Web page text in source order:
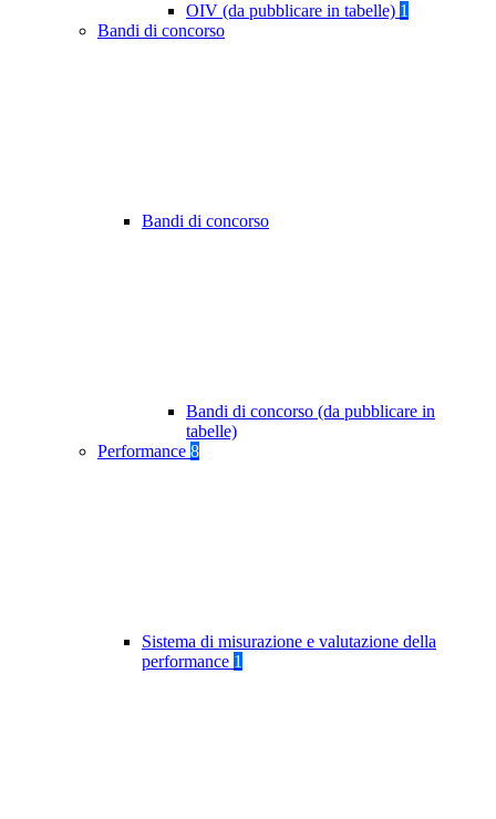
OIV (da pubblicare in tabelle) 1
Bandi di concorso
Bandi di concorso
Bandi di concorso (da pubblicare in
tabelle)
Performance 8
Sistema di misurazione e valutazione della
performance 1